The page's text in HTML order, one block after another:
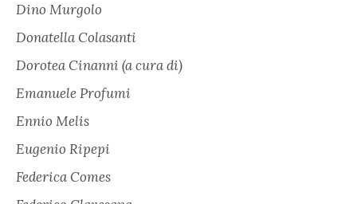
Dino Murgolo
Donatella Colasanti
Dorotea Cinanni (a cura di)
Emanuele Profumi
Ennio Melis
Eugenio Ripepi
Federica Comes